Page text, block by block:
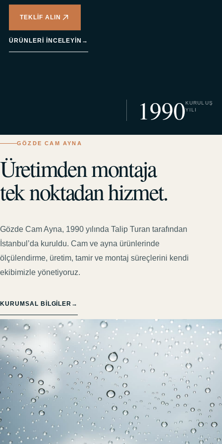
TEKLIF ALIN
ÜRÜNLERI INCELEYIN →
1990KURULUŞ
YILI
GÖZDE CAM AYNA
Üretimden montaja
tek noktadan hizmet.
Gözde Cam Ayna, 1990 yılında Talip Turan tarafından
İstanbul’da kuruldu. Cam ve ayna ürünlerinde
ölçülendirme, üretim, tamir ve montaj süreçlerini kendi
ekibimizle yönetiyoruz.
KURUMSAL BILGILER →